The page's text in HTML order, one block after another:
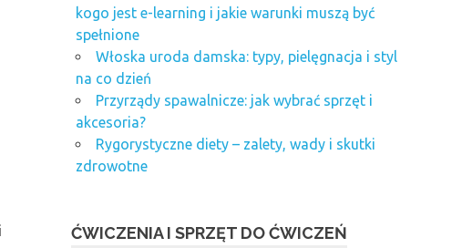
kogo jest e-learning i jakie warunki muszą być
spełnione
Włoska uroda damska: typy, pielęgnacja i styl
na co dzień
Przyrządy spawalnicze: jak wybrać sprzęt i
akcesoria?
Rygorystyczne diety – zalety, wady i skutki
zdrowotne
ĆWICZENIA I SPRZĘT DO ĆWICZEŃ